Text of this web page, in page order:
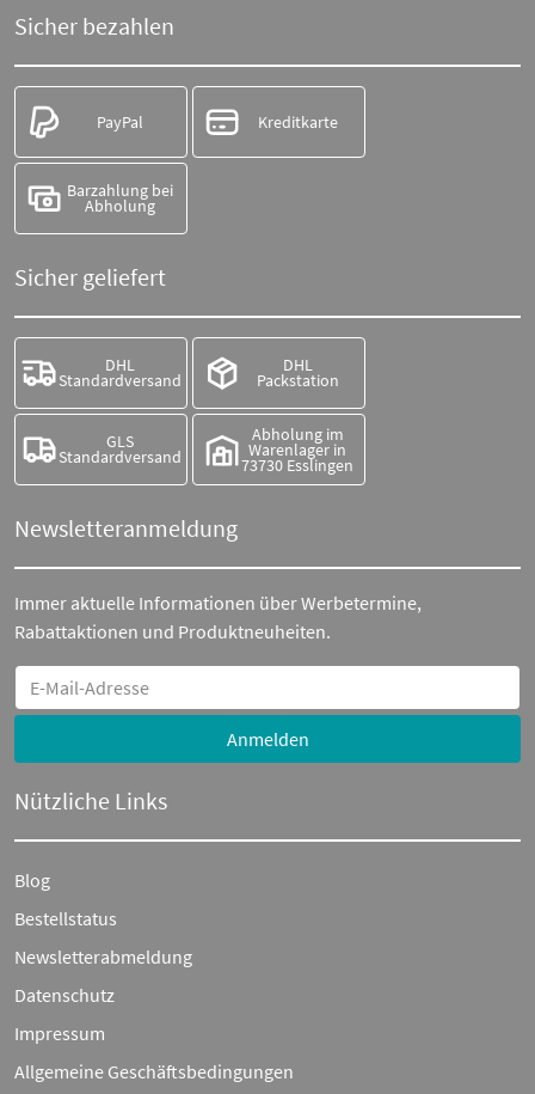
Sicher bezahlen
PayPal Kreditkarte
Barzahlung bei
Abholung
Sicher geliefert
DHL
Standardversand
DHL
Packstation
GLS
Standardversand
Abholung im
Warenlager in
73730 Esslingen
Newsletteranmeldung
Immer aktuelle Informationen über Werbetermine,
Rabattaktionen und Produktneuheiten.
Anmelden
Nützliche Links
Blog
Bestellstatus
Newsletterabmeldung
Datenschutz
Impressum
Allgemeine Geschäftsbedingungen